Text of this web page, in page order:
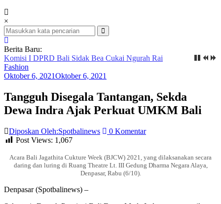
×
Berita Baru:
Komisi I DPRD Bali Sidak Bea Cukai Ngurah Rai
Fashion
Oktober 6, 2021Oktober 6, 2021
Tangguh Disegala Tantangan, Sekda
Dewa Indra Ajak Perkuat UMKM Bali
Diposkan Oleh:Spotbalinews
0 Komentar
Post Views: 1,067
Acara Bali Jagathita Cukture Week (BJCW) 2021, yang dilaksanakan secara
daring dan luring di Ruang Theatre Lt. III Gedung Dharma Negara Alaya,
Denpasar, Rabu (6/10).
Denpasar (Spotbalinews) –